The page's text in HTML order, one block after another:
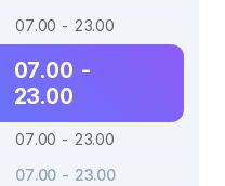
07.00 - 23.00
07.00 -
23.00
07.00 - 23.00
07.00 - 23.00